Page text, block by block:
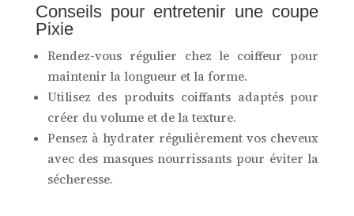
Conseils pour entretenir une coupe
Pixie
Rendez-vous régulier chez le coiffeur pour
maintenir la longueur et la forme.
Utilisez des produits coiffants adaptés pour
créer du volume et de la texture.
Pensez à hydrater régulièrement vos cheveux
avec des masques nourrissants pour éviter la
sécheresse.